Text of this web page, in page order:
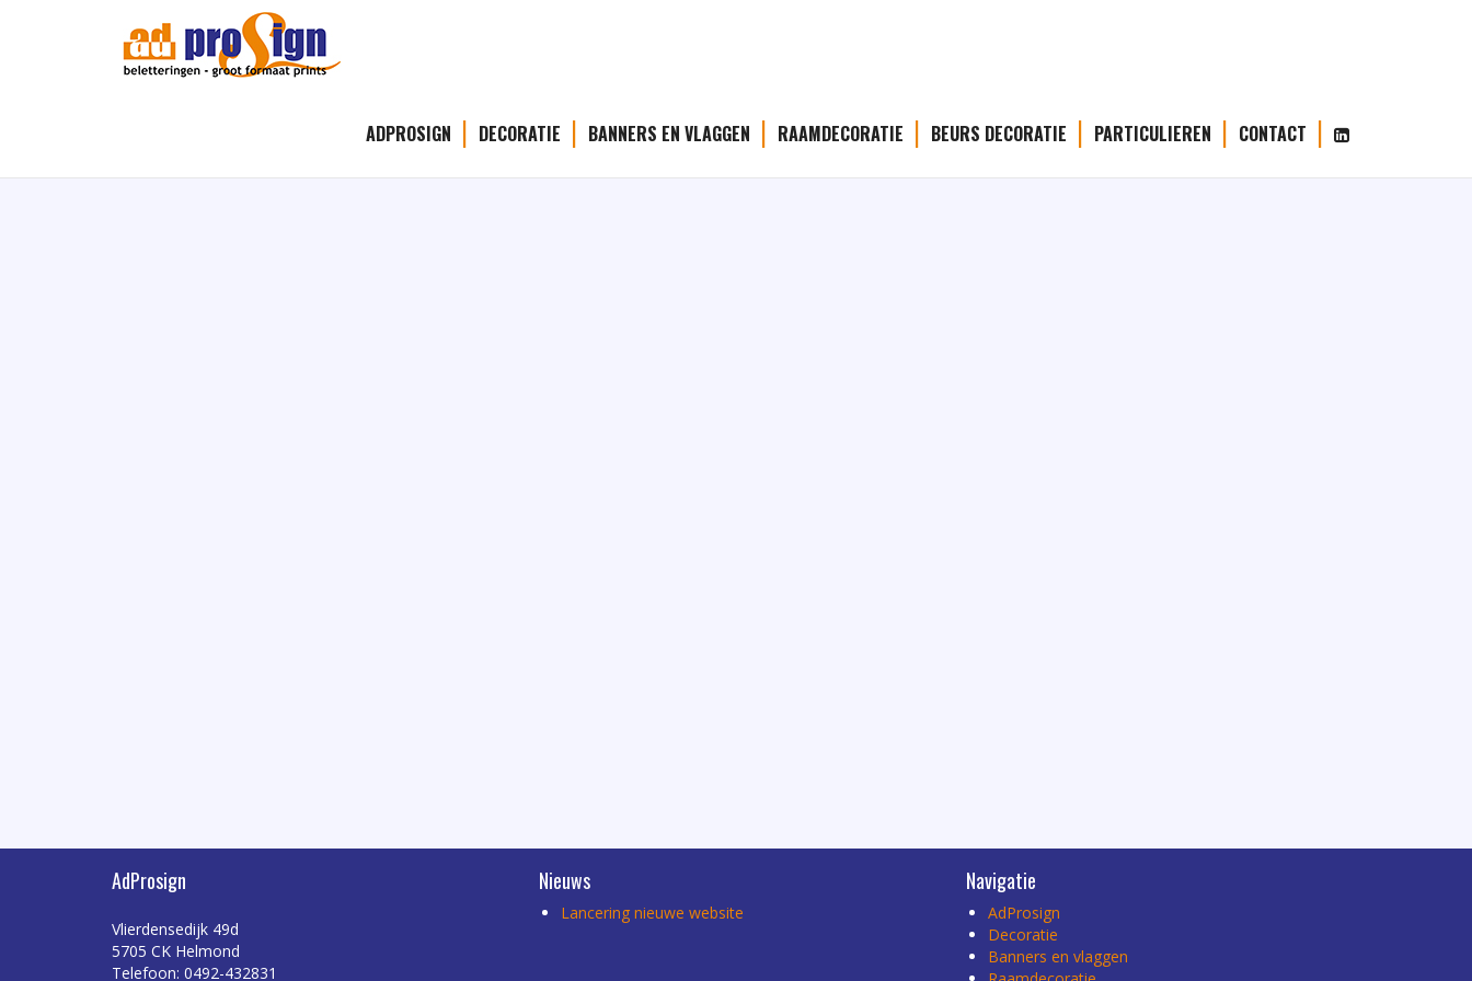
ADPROSIGN DECORATIE BANNERS EN VLAGGEN RAAMDECORATIE BEURS DECORATIE PARTICULIEREN CONTACT
p10107616 oktober 2016
AdProsign
Vlierdensedijk 49d
5705 CK Helmond
Telefoon: 0492-432831
Nieuws
Lancering nieuwe website
Navigatie
AdProsign
Decoratie
Banners en vlaggen